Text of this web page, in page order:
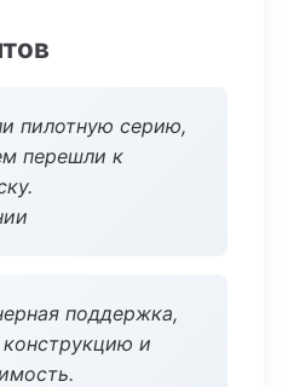
пилотную серию,
перешли к
поддержка,
и